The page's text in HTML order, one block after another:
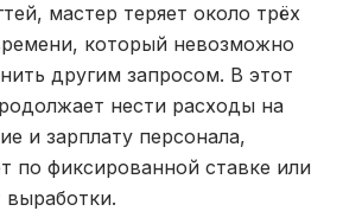
мастер теряет около трёх
который невозможно
другим запросом. В этот
нести расходы на
и зарплату персонала,
по фиксированной ставке или